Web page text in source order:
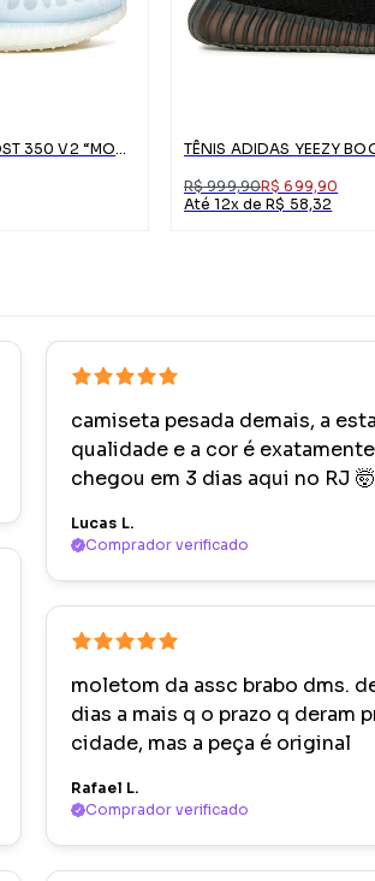
R$ 999,90R$ 699,90
Até 12x de R$ 58,32
camiseta pesada demais, a
qualidade e a cor é
chegou em 3 dias aqui no RJ 🤯
Lucas L.
Comprador verificado
moletom da assc brabo dms.
dias a mais q o prazo q deram
cidade, mas a peça é original
Rafael L.
Comprador verificado